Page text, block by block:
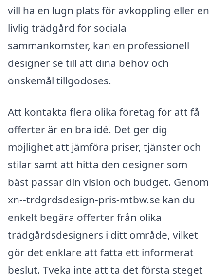
vill ha en lugn plats för avkoppling eller en
livlig trädgård för sociala
sammankomster, kan en professionell
designer se till att dina behov och
önskemål tillgodoses.
Att kontakta flera olika företag för att få
offerter är en bra idé. Det ger dig
möjlighet att jämföra priser, tjänster och
stilar samt att hitta den designer som
bäst passar din vision och budget. Genom
xn--trdgrdsdesign-pris-mtbw.se kan du
enkelt begära offerter från olika
trädgårdsdesigners i ditt område, vilket
gör det enklare att fatta ett informerat
beslut. Tveka inte att ta det första steget